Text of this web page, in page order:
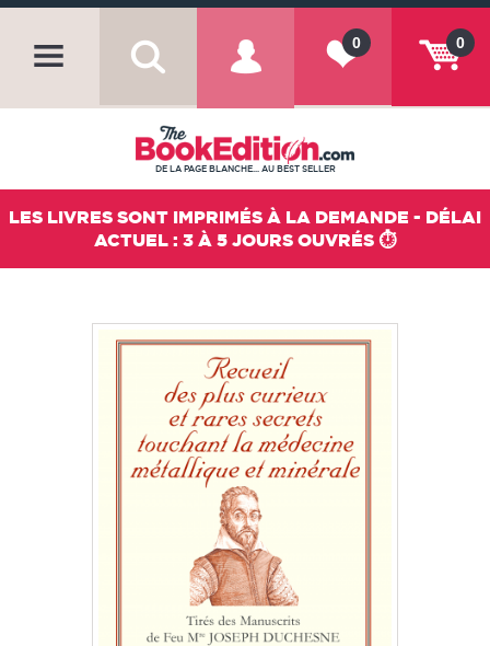
0
0
DE LA PAGE BLANCHE... AU BEST SELLER
LES LIVRES SONT IMPRIMÉS À LA DEMANDE - DÉLAI
ACTUEL : 3 À 5 JOURS OUVRÉS ⏱️